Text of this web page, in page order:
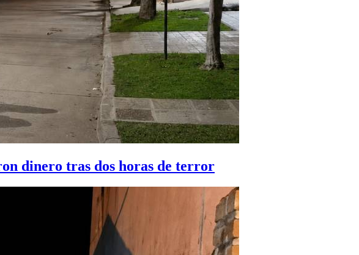
dinero tras dos horas de terror